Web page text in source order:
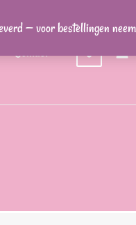
Contact 0
— voor bestellingen